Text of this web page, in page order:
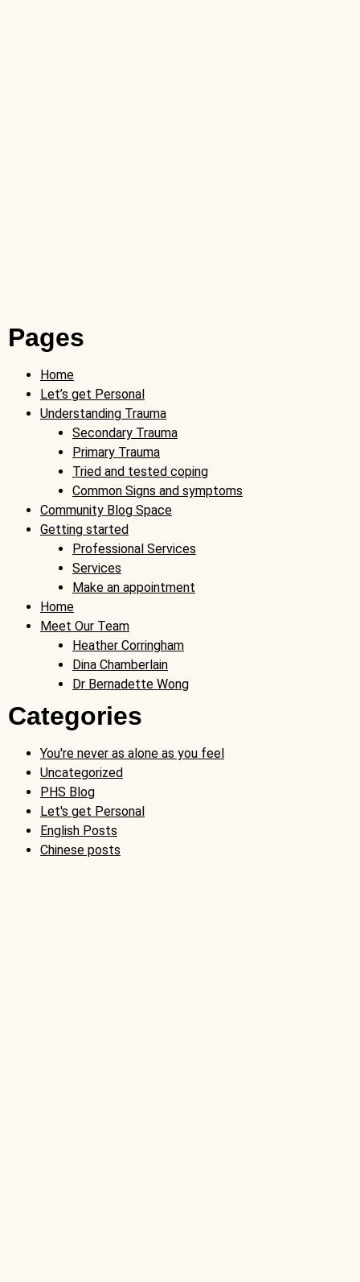
Pages
Home
Let’s get Personal
Understanding Trauma
Secondary Trauma
Primary Trauma
Tried and tested coping
Common Signs and symptoms
Community Blog Space
Getting started
Professional Services
Services
Make an appointment
Home
Meet Our Team
Heather Corringham
Dina Chamberlain
Dr Bernadette Wong
Categories
You're never as alone as you feel
Uncategorized
PHS Blog
Let's get Personal
English Posts
Chinese posts